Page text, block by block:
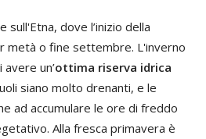
sull'Etna, dove l’inizio della
metà o fine settembre. L'inverno
un’ottima riserva idrica
siano molto drenanti, e le
ad accumulare le ore di freddo
Alla fresca primavera è